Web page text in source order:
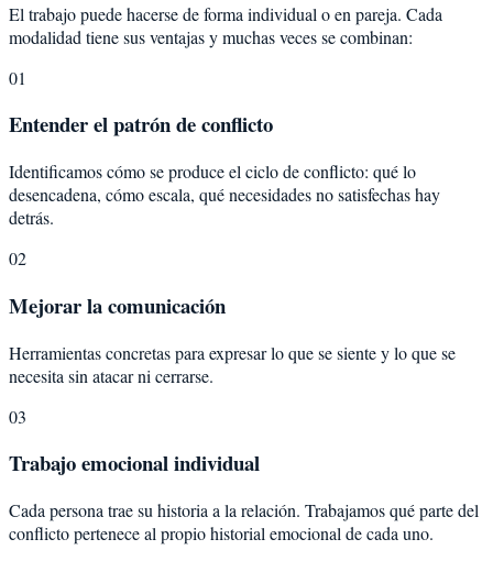
El trabajo puede hacerse de forma individual o en pareja. Cada
modalidad tiene sus ventajas y muchas veces se combinan:
01
Entender el patrón de conflicto
Identificamos cómo se produce el ciclo de conflicto: qué lo
desencadena, cómo escala, qué necesidades no satisfechas hay
detrás.
02
Mejorar la comunicación
Herramientas concretas para expresar lo que se siente y lo que se
necesita sin atacar ni cerrarse.
03
Trabajo emocional individual
Cada persona trae su historia a la relación. Trabajamos qué parte del
conflicto pertenece al propio historial emocional de cada uno.